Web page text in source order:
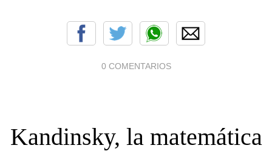
0 COMENTARIOS
Kandinsky, la matemática